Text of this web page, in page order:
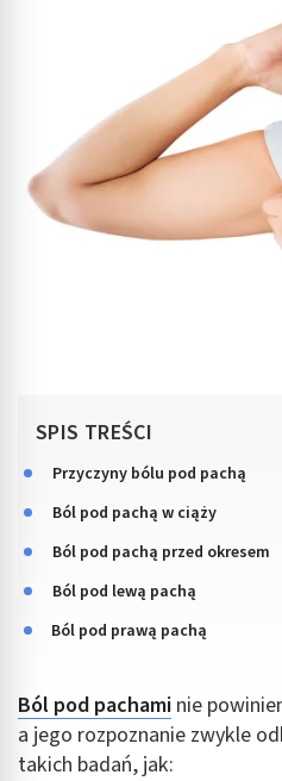
SPIS TREŚCI
Przyczyny bólu pod pachą
Ból pod pachą w ciąży
Ból pod pachą przed okresem
Ból pod lewą pachą
Ból pod prawą pachą
Ból pod pachami nie
a jego rozpoznanie zwykle
takich badań, jak: